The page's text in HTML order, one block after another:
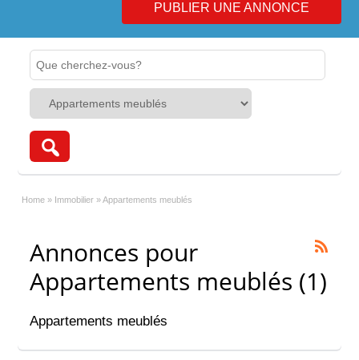
PUBLIER UNE ANNONCE
Home » Immobilier » Appartements meublés
Annonces pour
Appartements meublés (1)
Appartements meublés